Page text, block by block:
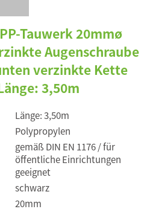
Tauwerk 20mmø
Augenschraube
verzinkte Kette
3,50m
Länge: 3,50m
Polypropylen
gemäß DIN EN 1176 / für
öffentliche Einrichtungen
geeignet
schwarz
20mm